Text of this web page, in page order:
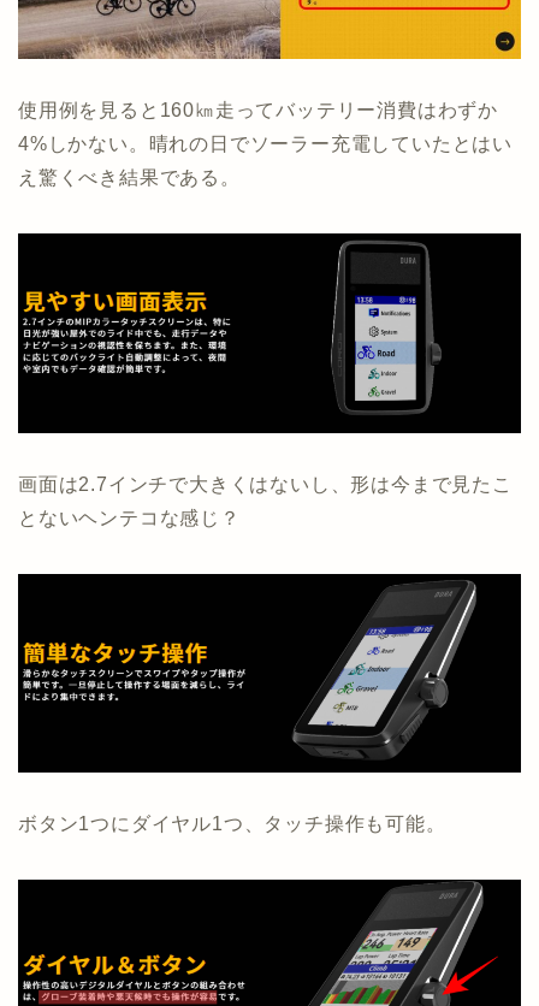
使用例を見ると160㎞走ってバッテリー消費はわずか
4%しかない。晴れの日でソーラー充電していたとはい
え驚くべき結果である。
画面は2.7インチで大きくはないし、形は今まで見たこ
とないヘンテコな感じ？
ボタン1つにダイヤル1つ、タッチ操作も可能。